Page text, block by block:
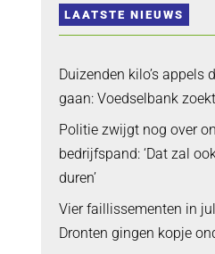
LAATSTE NIEUWS
Duizenden kilo’s appels
gaan: Voedselbank
Politie zwijgt nog over
bedrijfspand: ‘Dat zal
duren’
Vier faillissementen in
Dronten gingen kopje